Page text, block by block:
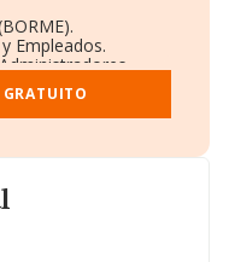
Empleados.
en otras empresas.